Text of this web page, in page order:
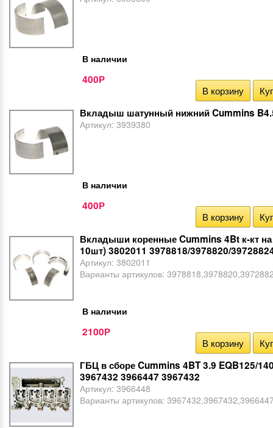
В наличии
400Р
В корзину
Вкладыш шатунный нижний Cummins
Артикул: 3939380
В наличии
400Р
В корзину
Вкладыши коренные Cummins 4Bt к-кт на
10шт) 3802011 3978818/3978820/
Артикул: 3802011
Варианты артикулов:
В наличии
2100Р
В корзину
ГБЦ в сборе Cummins 4BT 3.9 EQB125/
3967432 3966447 3967432
Артикул: 3966448
Варианты артикулов: